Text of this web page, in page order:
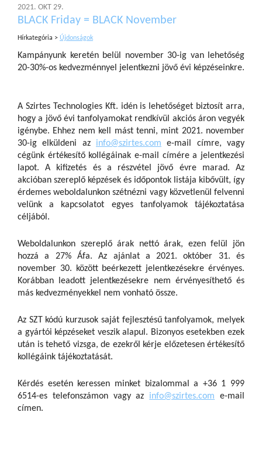
2021. OKT 29.
BLACK Friday = BLACK November
Hírkategória > Újdonságok
Kampányunk keretén belül november 30-ig van lehetőség
20-30%-os kedvezménnyel jelentkezni jövő évi képzéseinkre.
A Szirtes Technologies Kft. idén is lehetőséget biztosít arra,
hogy a jövő évi tanfolyamokat rendkívül akciós áron vegyék
igénybe. Ehhez nem kell mást tenni, mint 2021. november
30-ig elküldeni az info@szirtes.com e-mail címre, vagy
cégünk értékesítő kollégáinak e-mail címére a jelentkezési
lapot. A kifizetés és a részvétel jövő évre marad. Az
akcióban szereplő képzések és időpontok listája kibővült, így
érdemes weboldalunkon szétnézni vagy közvetlenül felvenni
velünk a kapcsolatot egyes tanfolyamok tájékoztatása
céljából.
Weboldalunkon szereplő árak nettó árak, ezen felül jön
hozzá a 27% Áfa. Az ajánlat a 2021. október 31. és
november 30. között beérkezett jelentkezésekre érvényes.
Korábban leadott jelentkezésekre nem érvényesíthető és
más kedvezményekkel nem vonható össze.
Az SZT kódú kurzusok saját fejlesztésű tanfolyamok, melyek
a gyártói képzéseket veszik alapul. Bizonyos esetekben ezek
után is tehető vizsga, de ezekről kérje előzetesen értékesítő
kollégáink tájékoztatását.
Kérdés esetén keressen minket bizalommal a +36 1 999
6514-es telefonszámon vagy az info@szirtes.com e-mail
címen.